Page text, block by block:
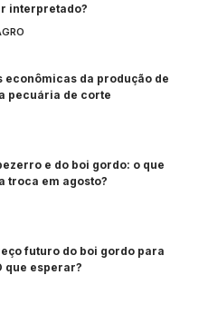
interpretado?
econômicas da produção de
pecuária de corte
e do boi gordo: o que
troca em agosto?
futuro do boi gordo para
que esperar?